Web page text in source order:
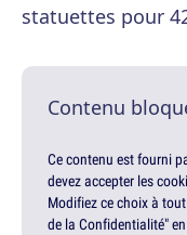
statuettes pour
Contenu
Ce contenu est fourni
devez accepter les
Modifiez ce choix à
de la Confidentialité"